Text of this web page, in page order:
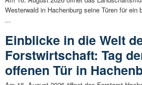
Westerwald in Hachenburg seine Türen für ein
...
Einblicke in die Welt
Forstwirtschaft: Tag
offenen Tür in